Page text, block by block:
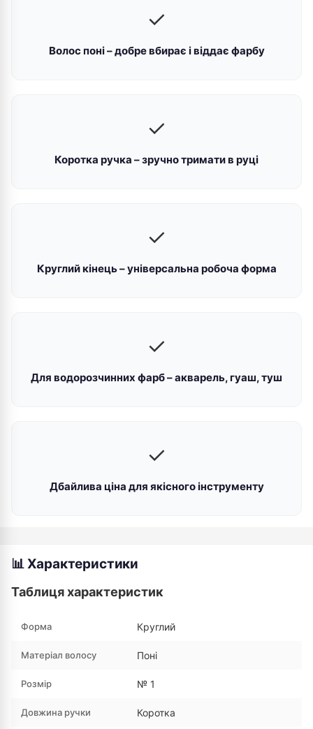
✓
Волос поні – добре вбирає і віддає фарбу
✓
Коротка ручка – зручно тримати в руці
✓
Круглий кінець – універсальна робоча форма
✓
Для водорозчинних фарб – акварель, гуаш, туш
✓
Дбайлива ціна для якісного інструменту
📊 Характеристики
Таблиця характеристик
Форма Круглий
Матеріал волосу Поні
Розмір № 1
Довжина ручки Коротка